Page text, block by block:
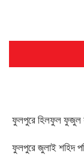
ফুলপুরে হিলফুল ফুজুল
ফুলপুরে জুলাই শহিদ